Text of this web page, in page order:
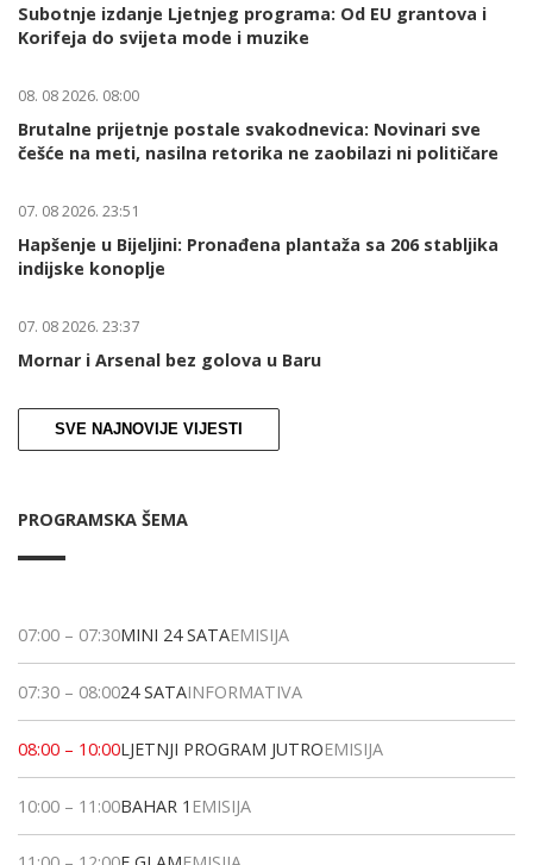
Subotnje izdanje Ljetnjeg programa: Od EU grantova i
Korifeja do svijeta mode i muzike
08. 08 2026. 08:00
Brutalne prijetnje postale svakodnevica: Novinari sve
češće na meti, nasilna retorika ne zaobilazi ni političare
07. 08 2026. 23:51
Hapšenje u Bijeljini: Pronađena plantaža sa 206 stabljika
indijske konoplje
07. 08 2026. 23:37
Mornar i Arsenal bez golova u Baru
SVE NAJNOVIJE VIJESTI
PROGRAMSKA ŠEMA
07:00 – 07:30MINI 24 SATAEMISIJA
07:30 – 08:0024 SATAINFORMATIVA
08:00 – 10:00LJETNJI PROGRAM JUTROEMISIJA
10:00 – 11:00BAHAR 1 EMISIJA